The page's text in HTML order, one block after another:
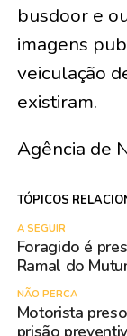
busdoor e
imagens
veiculação
existiram.
Agência de
TÓPICOS
A SEGUIR
Foragido é
Ramal do
NÃO PERCA
Motorista
prisão